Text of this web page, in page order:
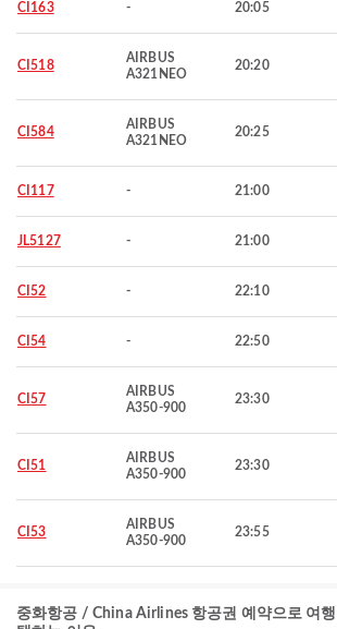
CI163 - 20:05
CI518
AIRBUS
A321NEO
20:20
CI584
AIRBUS
A321NEO
20:25
CI117 - 21:00
JL5127 - 21:00
CI52 - 22:10
CI54 - 22:50
CI57
AIRBUS
A350-900
23:30
CI51
AIRBUS
A350-900
23:30
CI53
AIRBUS
A350-900
23:55
중화항공 / China Airlines 항공권 예약으로 여